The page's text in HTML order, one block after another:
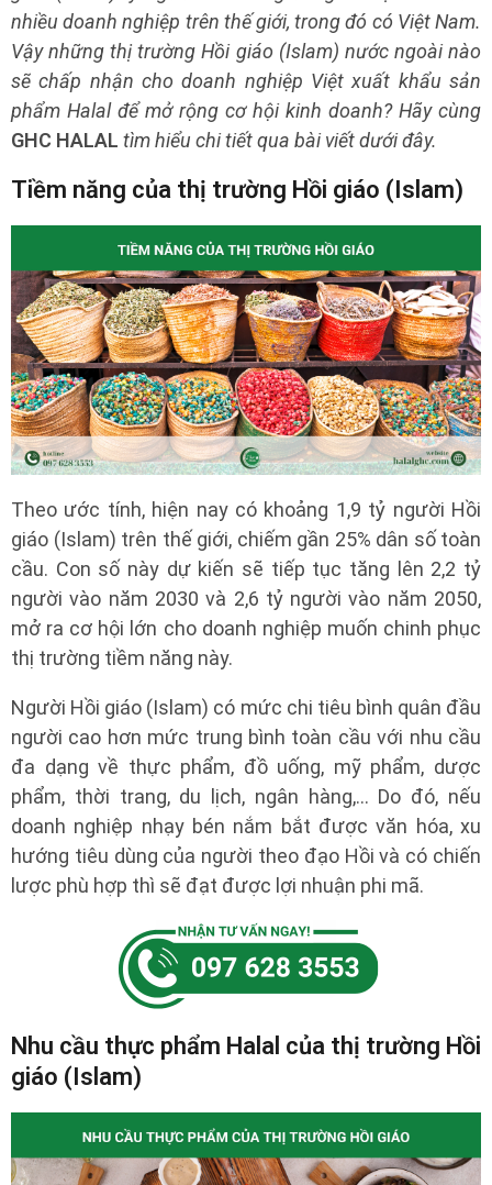
nhiều doanh nghiệp trên thế giới, trong đó có Việt Nam.
Vậy những thị trường Hồi giáo (Islam) nước ngoài nào
sẽ chấp nhận cho doanh nghiệp Việt xuất khẩu sản
phẩm Halal để mở rộng cơ hội kinh doanh? Hãy cùng
GHC HALAL tìm hiểu chi tiết qua bài viết dưới đây.
Tiềm năng của thị trường Hồi giáo (Islam)
Theo ước tính, hiện nay có khoảng 1,9 tỷ người Hồi
giáo (Islam) trên thế giới, chiếm gần 25% dân số toàn
cầu. Con số này dự kiến sẽ tiếp tục tăng lên 2,2 tỷ
người vào năm 2030 và 2,6 tỷ người vào năm 2050,
mở ra cơ hội lớn cho doanh nghiệp muốn chinh phục
thị trường tiềm năng này.
Người Hồi giáo (Islam) có mức chi tiêu bình quân đầu
người cao hơn mức trung bình toàn cầu với nhu cầu
đa dạng về thực phẩm, đồ uống, mỹ phẩm, dược
phẩm, thời trang, du lịch, ngân hàng,… Do đó, nếu
doanh nghiệp nhạy bén nắm bắt được văn hóa, xu
hướng tiêu dùng của người theo đạo Hồi và có chiến
lược phù hợp thì sẽ đạt được lợi nhuận phi mã.
Nhu cầu thực phẩm Halal của thị trường Hồi
giáo (Islam)